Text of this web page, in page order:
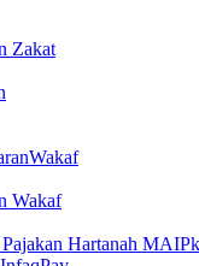
Zakat
Wakaf
Hartanah MAIPk